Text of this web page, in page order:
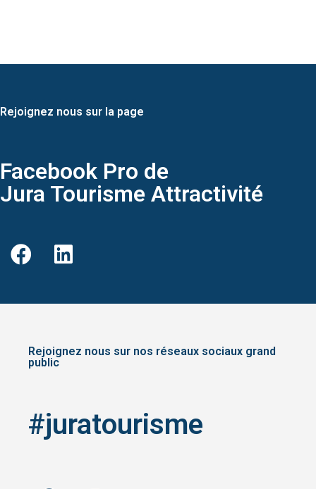
Rejoignez nous sur la page
Facebook Pro de
Jura Tourisme Attractivité
Rejoignez nous sur nos réseaux sociaux grand
public
#juratourisme